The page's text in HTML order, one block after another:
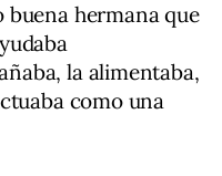
buena hermana que
la alimentaba,
como una